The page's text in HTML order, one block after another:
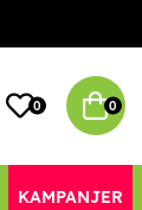
0 0
KAMPANJER